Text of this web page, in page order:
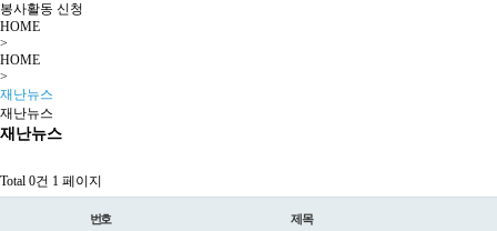
봉사활동 신청
HOME
>
HOME
>
재난뉴스
재난뉴스
재난뉴스
Total 0건 1 페이지
번호 제목